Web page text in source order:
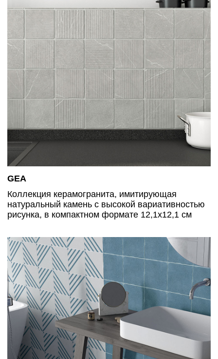
GEA
Коллекция керамогранита, имитирующая
натуральный камень с высокой вариативностью
рисунка, в компактном формате 12,1х12,1 см